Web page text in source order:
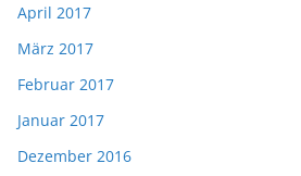
April 2017
März 2017
Februar 2017
Januar 2017
Dezember 2016